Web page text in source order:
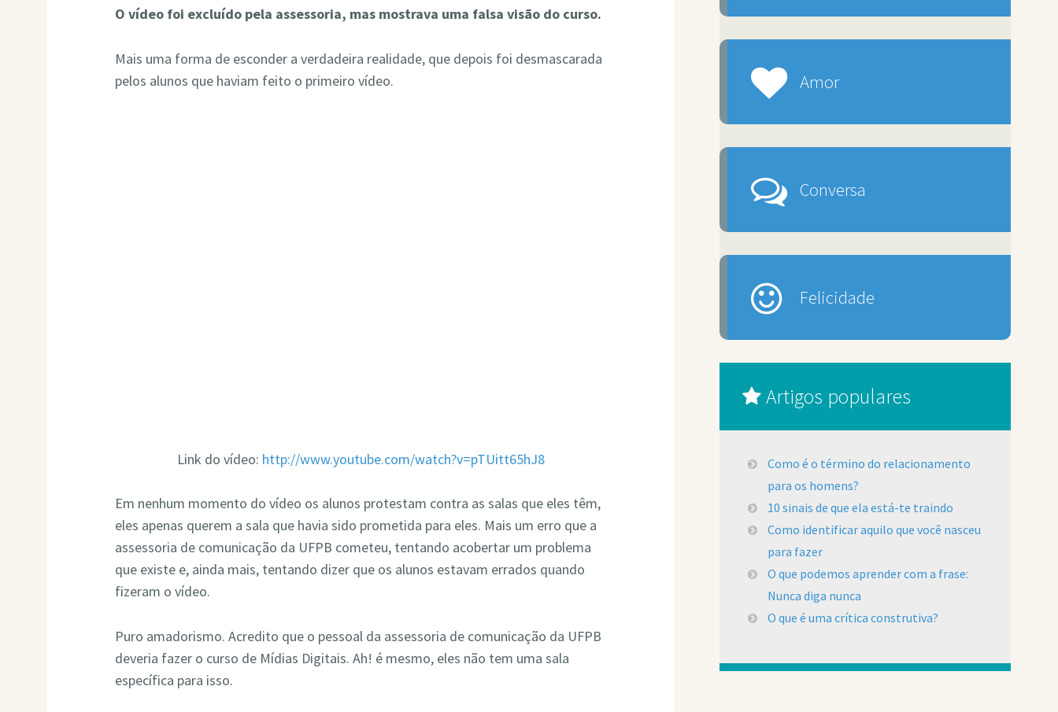
O vídeo foi excluído pela assessoria, mas mostrava uma falsa visão do curso.
Mais uma forma de esconder a verdadeira realidade, que depois foi desmascarada
pelos alunos que haviam feito o primeiro vídeo.
Link do vídeo: http://www.youtube.com/watch?v=pTUitt65hJ8
Em nenhum momento do vídeo os alunos protestam contra as salas que eles têm,
eles apenas querem a sala que havia sido prometida para eles. Mais um erro que a
assessoria de comunicação da UFPB cometeu, tentando acobertar um problema
que existe e, ainda mais, tentando dizer que os alunos estavam errados quando
fizeram o vídeo.
Puro amadorismo. Acredito que o pessoal da assessoria de comunicação da UFPB
deveria fazer o curso de Mídias Digitais. Ah! é mesmo, eles não tem uma sala
específica para isso.
Amor
Conversa
Felicidade
Artigos populares
Como é o término do relacionamento
para os homens?
10 sinais de que ela está-te traindo
Como identificar aquilo que você nasceu
para fazer
O que podemos aprender com a frase:
Nunca diga nunca
O que é uma crítica construtiva?